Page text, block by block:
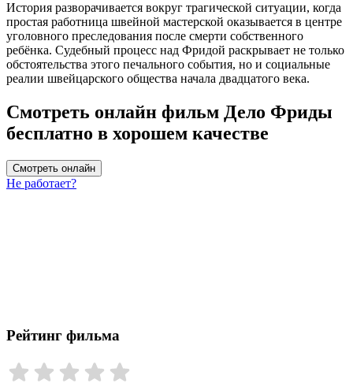
История разворачивается вокруг трагической ситуации, когда
простая работница швейной мастерской оказывается в центре
уголовного преследования после смерти собственного
ребёнка. Судебный процесс над Фридой раскрывает не только
обстоятельства этого печального события, но и социальные
реалии швейцарского общества начала двадцатого века.
Смотреть онлайн фильм Дело Фриды
бесплатно в хорошем качестве
Смотреть онлайн
Не работает?
Рейтинг фильма